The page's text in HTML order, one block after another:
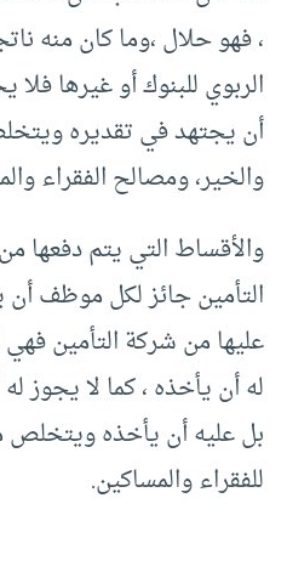
، فهو حلال ،وما كان منه
الربوي للبنوك أو غيرها
أن يجتهد في تقديره
والخير، ومصالح الفقراء
والأقساط التي يتم دفعها
التأمين جائز لكل موظف أن
عليها من شركة التأمين
له أن يأخذه ، كما لا يجوز
بل عليه أن يأخذه
للفقراء والمساكين.